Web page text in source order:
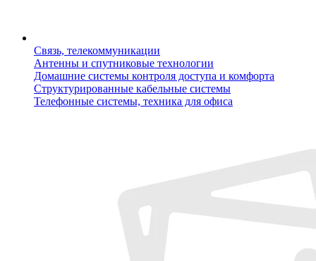
Связь, телекоммуникации
Антенны и спутниковые технологии
Домашние системы контроля доступа и комфорта
Структурированные кабельные системы
Телефонные системы, техника для офиса